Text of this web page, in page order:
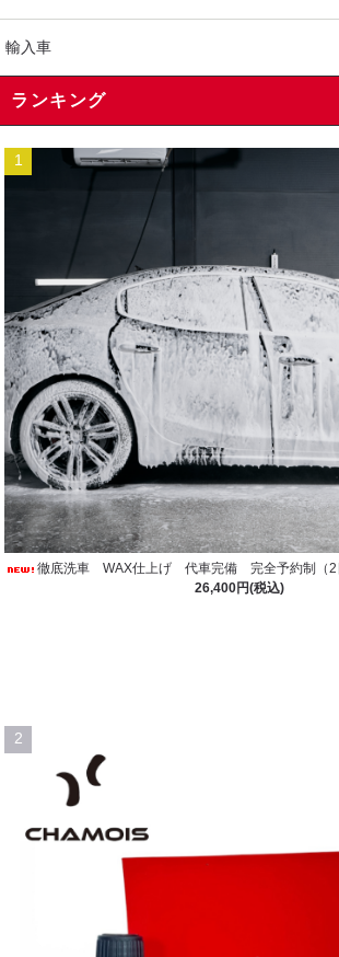
輸入車
ランキング
1
徹底洗車 WAX仕上げ 代車完備 完全予約制（2
26,400円(税込)
2